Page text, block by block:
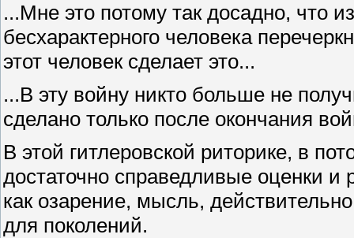
...Мне это потому так досадно, что
бесхарактерного человека
этот человек сделает это...
...В эту войну никто больше не
сделано только после окончания
В этой гитлеровской риторике, в
достаточно справедливые оценки и
как озарение, мысль,
для поколений.